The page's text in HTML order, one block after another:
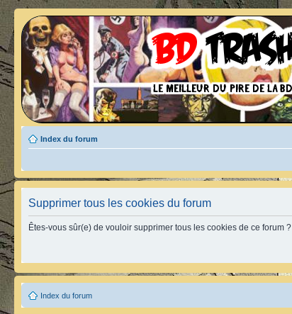
Index du forum
Supprimer tous les cookies du forum
Êtes-vous sûr(e) de vouloir supprimer tous les cookies de ce forum ?
Index du forum